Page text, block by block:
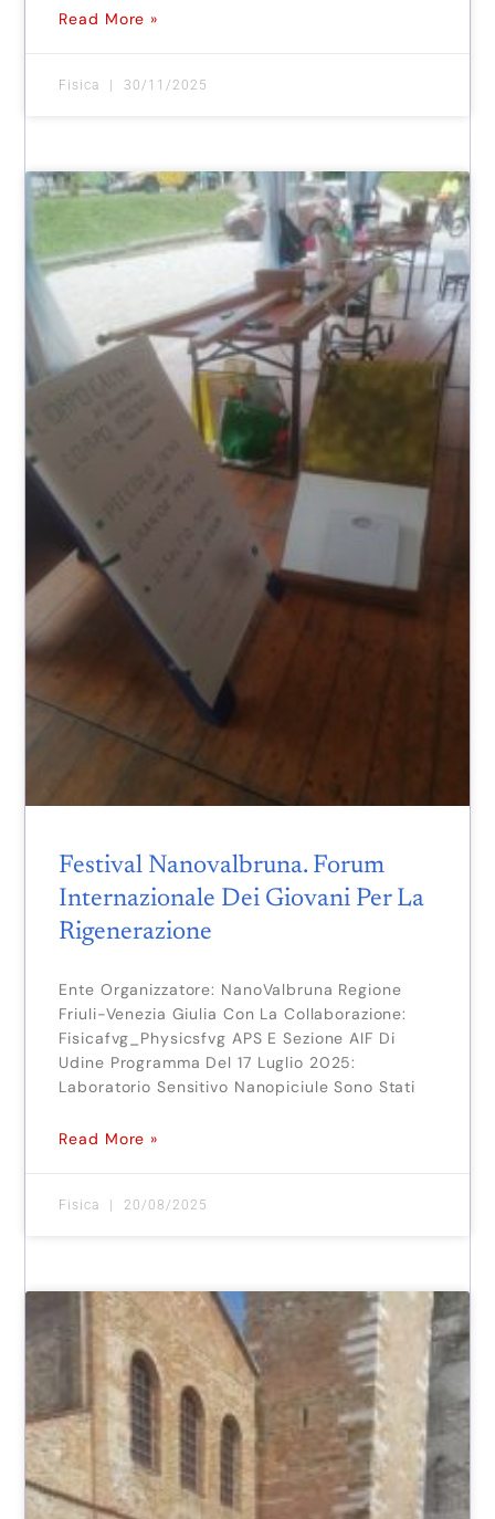
Read More »
Fisica 30/11/2025
Festival Nanovalbruna. Forum
Internazionale Dei Giovani Per La
Rigenerazione
Ente Organizzatore: NanoValbruna Regione
Friuli-Venezia Giulia Con La Collaborazione:
Fisicafvg_Physicsfvg APS E Sezione AIF Di
Udine Programma Del 17 Luglio 2025:
Laboratorio Sensitivo Nanopiciule Sono Stati
Read More »
Fisica 20/08/2025